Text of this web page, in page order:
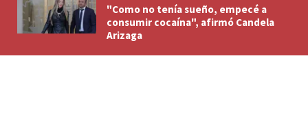
"Como no tenía sueño, empecé a
consumir cocaína", afirmó Candela
Arizaga